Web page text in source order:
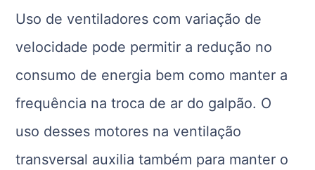
Uso de ventiladores com variação de
velocidade pode permitir a redução no
consumo de energia bem como manter a
frequência na troca de ar do galpão. O
uso desses motores na ventilação
transversal auxilia também para manter o